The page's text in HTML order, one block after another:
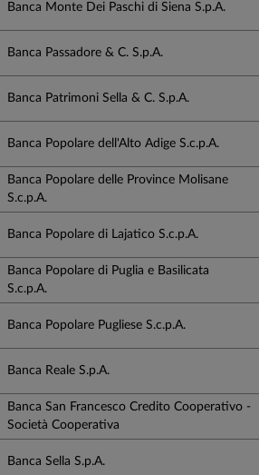
Banca Monte Dei Paschi di Siena S.p.A.
Banca Passadore & C. S.p.A.
Banca Patrimoni Sella & C. S.p.A.
Banca Popolare dell'Alto Adige S.c.p.A.
Banca Popolare delle Province Molisane
S.c.p.A.
Banca Popolare di Lajatico S.c.p.A.
Banca Popolare di Puglia e Basilicata
S.c.p.A.
Banca Popolare Pugliese S.c.p.A.
Banca Reale S.p.A.
Banca San Francesco Credito Cooperativo -
Società Cooperativa
Banca Sella S.p.A.